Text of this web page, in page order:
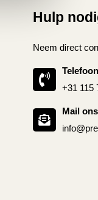
Hulp
Neem direct
+31 115
Mail ons